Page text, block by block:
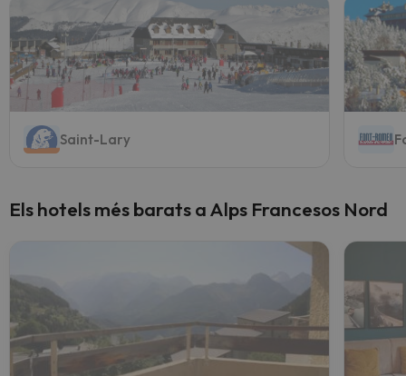
Saint-Lary
Els hotels més barats a Alps Francesos Nord